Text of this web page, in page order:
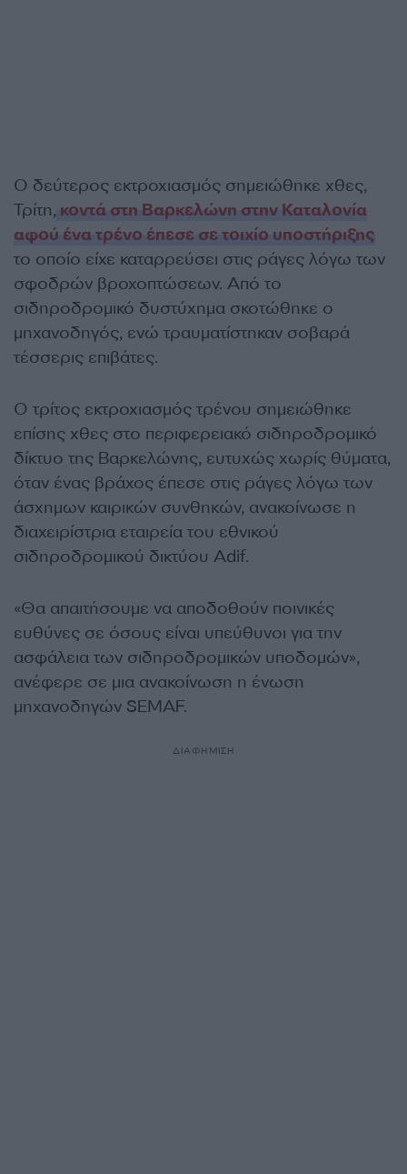
Ο δεύτερος εκτροχιασμός σημειώθηκε χθες,
Τρίτη, κοντά στη Βαρκελώνη στην Καταλονία
αφού ένα τρένο έπεσε σε τοιχίο υποστήριξης
το οποίο είχε καταρρεύσει στις ράγες λόγω των
σφοδρών βροχοπτώσεων. Από το
σιδηροδρομικό δυστύχημα σκοτώθηκε ο
μηχανοδηγός, ενώ τραυματίστηκαν σοβαρά
τέσσερις επιβάτες.
Ο τρίτος εκτροχιασμός τρένου σημειώθηκε
επίσης χθες στο περιφερειακό σιδηροδρομικό
δίκτυο της Βαρκελώνης, ευτυχώς χωρίς θύματα,
όταν ένας βράχος έπεσε στις ράγες λόγω των
άσχημων καιρικών συνθηκών, ανακοίνωσε η
διαχειρίστρια εταιρεία του εθνικού
σιδηροδρομικού δικτύου Adif.
«Θα απαιτήσουμε να αποδοθούν ποινικές
ευθύνες σε όσους είναι υπεύθυνοι για την
ασφάλεια των σιδηροδρομικών υποδομών»,
ανέφερε σε μια ανακοίνωση η ένωση
μηχανοδηγών SEMAF.
ΔΙΑΦΗΜΙΣΗ